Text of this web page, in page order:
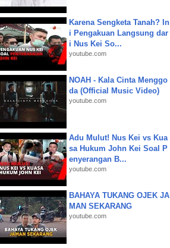
Karena Sengketa Tanah? In
i Pengakuan Langsung dar
i Nus Kei So...
youtube.com
NOAH - Kala Cinta Menggo
da (Official Music Video)
youtube.com
Adu Mulut! Nus Kei vs Kua
sa Hukum John Kei Soal P
enyerangan B...
youtube.com
BAHAYA TUKANG OJEK JA
MAN SEKARANG
youtube.com